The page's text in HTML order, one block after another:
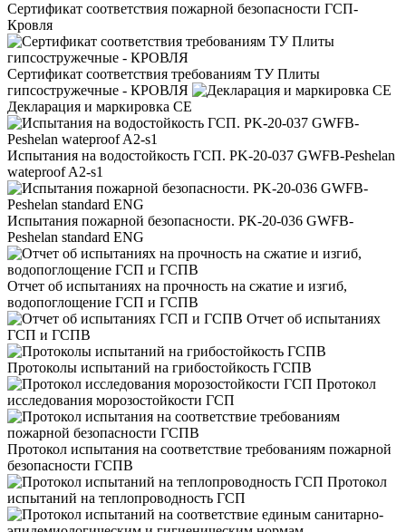
Сертификат соответствия пожарной безопасности ГСП-
Кровля
Сертификат соответствия требованиям ТУ Плиты
гипсостружечные - КРОВЛЯ
Декларация и маркировка CE
Испытания на водостойкость ГСП. PK-20-037 GWFB-Peshelan
wateproof A2-s1
Испытания пожарной безопасности. PK-20-036 GWFB-
Peshelan standard ENG
Отчет об испытаниях на прочность на сжатие и изгиб,
водопоглощение ГСП и ГСПВ
Отчет об испытаниях
ГСП и ГСПВ
Протоколы испытаний на грибостойкость ГСПВ
Протокол
исследования морозостойкости ГСП
Протокол испытания на соответствие требованиям пожарной
безопасности ГСПВ
Протокол
испытаний на теплопроводность ГСП